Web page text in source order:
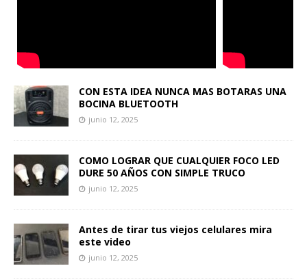
CON ESTA IDEA NUNCA MAS BOTARAS UNA
BOCINA BLUETOOTH
junio 12, 2025
COMO LOGRAR QUE CUALQUIER FOCO LED
DURE 50 AÑOS CON SIMPLE TRUCO
junio 12, 2025
Antes de tirar tus viejos celulares mira
este video
junio 12, 2025